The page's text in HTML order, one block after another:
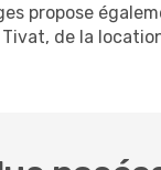
propose
de la